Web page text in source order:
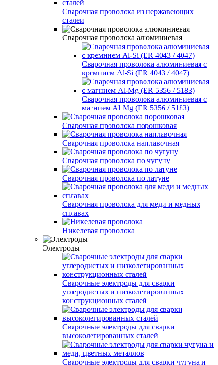
Сварочная проволока из нержавеющих
сталей
Сварочная проволока алюминиевая
Сварочная проволока алюминиевая с
кремнием Al-Si (ER 4043 / 4047)
Сварочная проволока алюминиевая с
магнием Al-Mg (ER 5356 / 5183)
Сварочная проволока порошковая
Сварочная проволока наплавочная
Сварочная проволока по чугуну
Сварочная проволока по латуне
Сварочная проволока для меди и медных
сплавах
Никелевая проволока
Электроды
Сварочные электроды для сварки
углеродистых и низколегированных
конструкционных сталей
Сварочные электроды для сварки
высоколегированных сталей
Сварочные электроды для сварки чугуна и